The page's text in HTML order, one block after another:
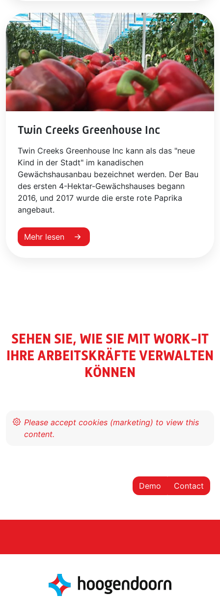
Twin Creeks Greenhouse Inc
Twin Creeks Greenhouse Inc kann als das "neue
Kind in der Stadt" im kanadischen
Gewächshausanbau bezeichnet werden. Der Bau
des ersten 4-Hektar-Gewächshauses begann
2016, und 2017 wurde die erste rote Paprika
angebaut.
Mehr lesen
SEHEN SIE, WIE SIE MIT WORK-IT
IHRE ARBEITSKRÄFTE VERWALTEN
KÖNNEN
Demo Contact